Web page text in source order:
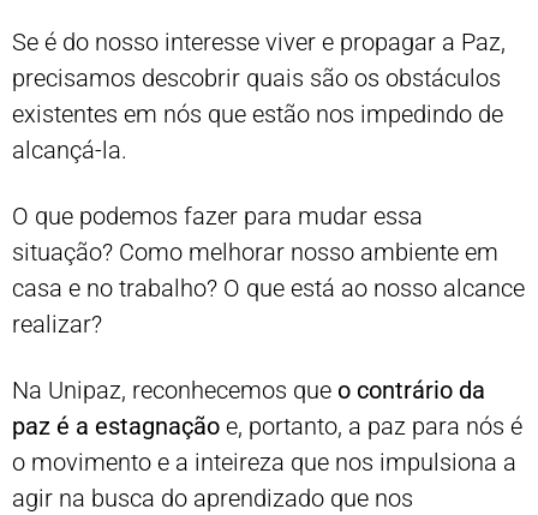
Se é do nosso interesse viver e propagar a Paz,
precisamos descobrir quais são os obstáculos
existentes em nós que estão nos impedindo de
alcançá-la.
O que podemos fazer para mudar essa
situação? Como melhorar nosso ambiente em
casa e no trabalho? O que está ao nosso alcance
realizar?
Na Unipaz, reconhecemos que o contrário da
paz é a estagnação e, portanto, a paz para nós é
o movimento e a inteireza que nos impulsiona a
agir na busca do aprendizado que nos